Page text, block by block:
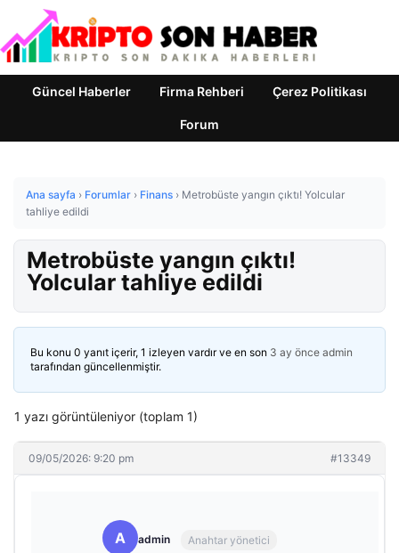
Güncel Haberler Firma Rehberi Çerez Politikası
Forum
Ana sayfa › Forumlar › Finans › Metrobüste yangın çıktı! Yolcular
tahliye edildi
Metrobüste yangın çıktı!
Yolcular tahliye edildi
Bu konu 0 yanıt içerir, 1 izleyen vardır ve en son 3 ay önce admin
tarafından güncellenmiştir.
1 yazı görüntüleniyor (toplam 1)
09/05/2026: 9:20 pm #13349
A admin Anahtar yönetici